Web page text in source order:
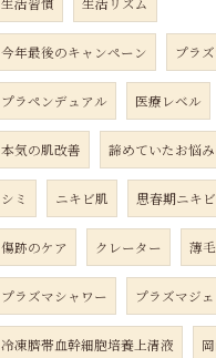
今年最後のキャンペーン プラ
プラペンデュアル 医療レベル
本気の肌改善 諦めていたお悩み
シミ ニキビ肌 思春期ニキビ
傷跡のケア クレーター 薄毛
プラズマシャワー プラズマジ
冷凍臍帯血幹細胞培養上清液